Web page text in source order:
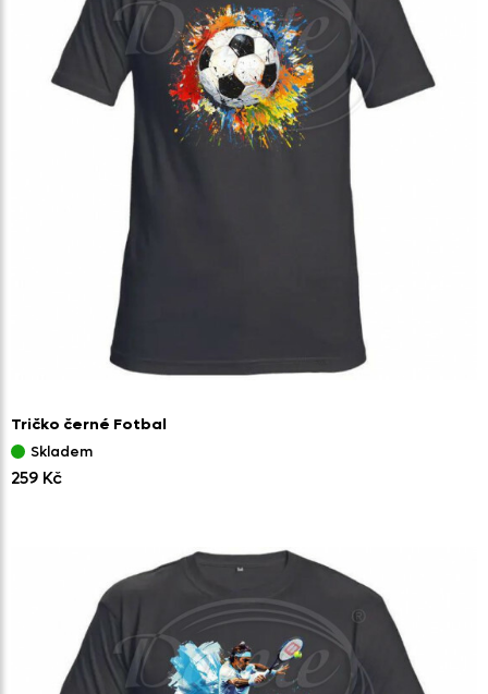
Tričko černé Fotbal
Skladem
259 Kč